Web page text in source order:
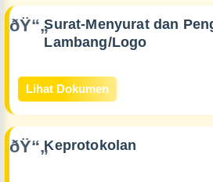
Surat-Menyurat dan
Lambang/Logo
Lihat Dokumen
Keprotokolan